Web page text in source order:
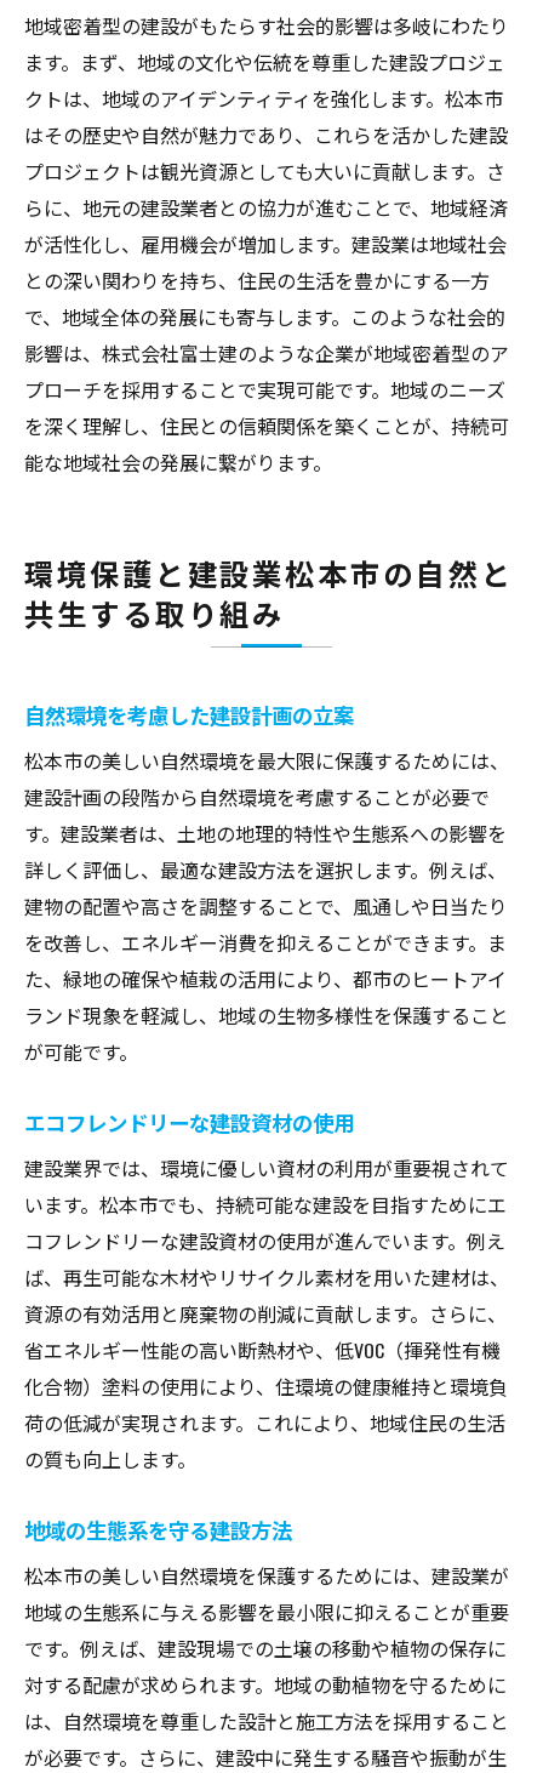
地域密着型の建設がもたらす社会的影響は多岐にわたり
ます。まず、地域の文化や伝統を尊重した建設プロジェ
クトは、地域のアイデンティティを強化します。松本市
はその歴史や自然が魅力であり、これらを活かした建設
プロジェクトは観光資源としても大いに貢献します。さ
らに、地元の建設業者との協力が進むことで、地域経済
が活性化し、雇用機会が増加します。建設業は地域社会
との深い関わりを持ち、住民の生活を豊かにする一方
で、地域全体の発展にも寄与します。このような社会的
影響は、株式会社富士建のような企業が地域密着型のア
プローチを採用することで実現可能です。地域のニーズ
を深く理解し、住民との信頼関係を築くことが、持続可
能な地域社会の発展に繋がります。
環境保護と建設業松本市の自然と
共生する取り組み
自然環境を考慮した建設計画の立案
松本市の美しい自然環境を最大限に保護するためには、
建設計画の段階から自然環境を考慮することが必要で
す。建設業者は、土地の地理的特性や生態系への影響を
詳しく評価し、最適な建設方法を選択します。例えば、
建物の配置や高さを調整することで、風通しや日当たり
を改善し、エネルギー消費を抑えることができます。ま
た、緑地の確保や植栽の活用により、都市のヒートアイ
ランド現象を軽減し、地域の生物多様性を保護すること
が可能です。
エコフレンドリーな建設資材の使用
建設業界では、環境に優しい資材の利用が重要視されて
います。松本市でも、持続可能な建設を目指すためにエ
コフレンドリーな建設資材の使用が進んでいます。例え
ば、再生可能な木材やリサイクル素材を用いた建材は、
資源の有効活用と廃棄物の削減に貢献します。さらに、
省エネルギー性能の高い断熱材や、低VOC（揮発性有機
化合物）塗料の使用により、住環境の健康維持と環境負
荷の低減が実現されます。これにより、地域住民の生活
の質も向上します。
地域の生態系を守る建設方法
松本市の美しい自然環境を保護するためには、建設業が
地域の生態系に与える影響を最小限に抑えることが重要
です。例えば、建設現場での土壌の移動や植物の保存に
対する配慮が求められます。地域の動植物を守るために
は、自然環境を尊重した設計と施工方法を採用すること
が必要です。さらに、建設中に発生する騒音や振動が生